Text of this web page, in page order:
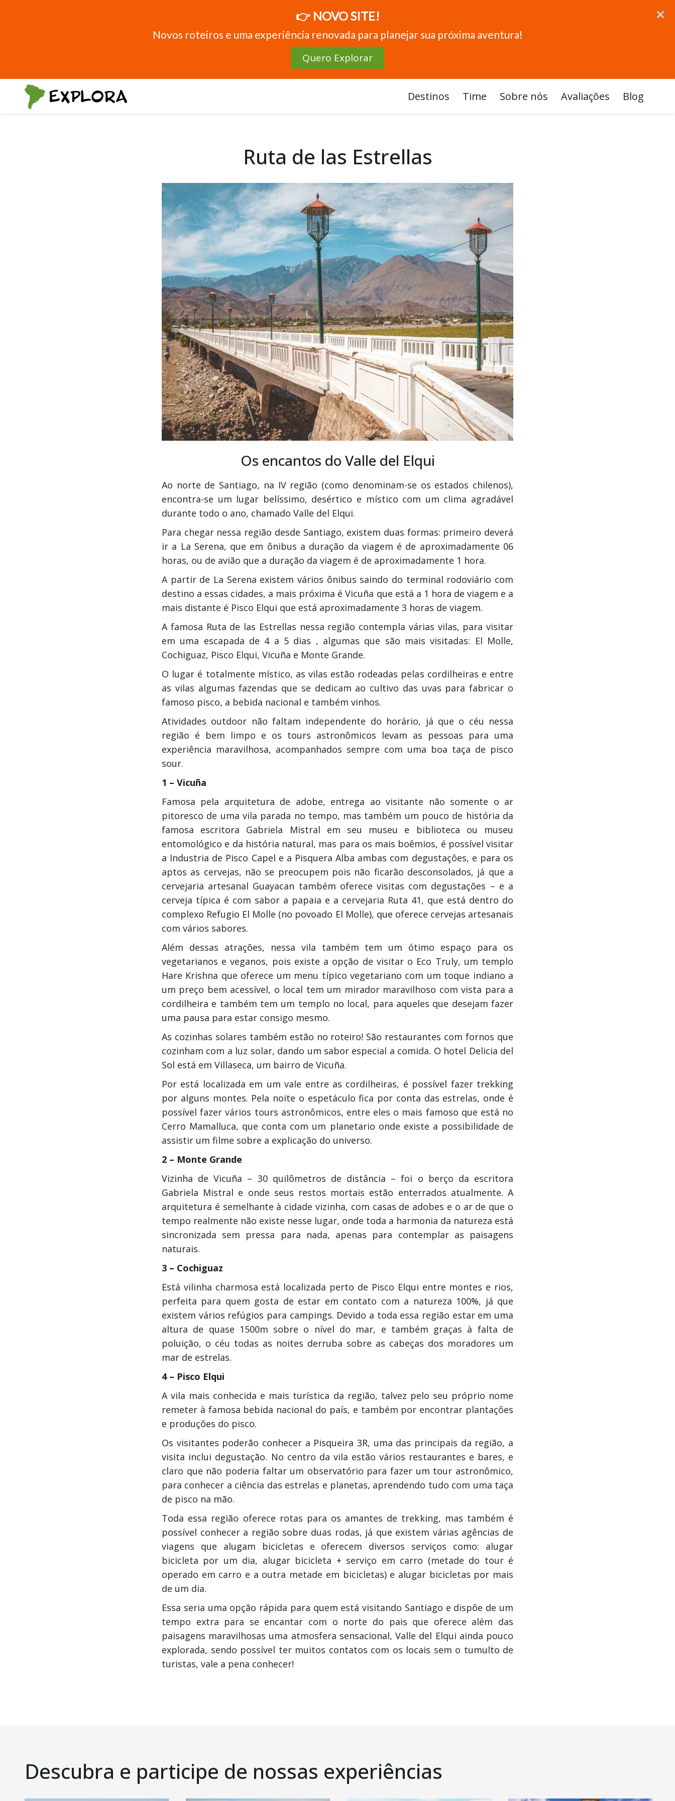
👉 NOVO SITE!
Novos roteiros e uma experiência renovada para planejar sua próxima aventura!
Quero Explorar
Destinos Time Sobre nós Avaliações Blog
Ruta de las Estrellas
Os encantos do Valle del Elqui
Ao norte de Santiago, na IV região (como denominam-se os estados chilenos),
encontra-se um lugar belíssimo, desértico e místico com um clima agradável
durante todo o ano, chamado Valle del Elqui.
Para chegar nessa região desde Santiago, existem duas formas: primeiro deverá
ir a La Serena, que em ônibus a duração da viagem é de aproximadamente 06
horas, ou de avião que a duração da viagem é de aproximadamente 1 hora.
A partir de La Serena existem vários ônibus saindo do terminal rodoviário com
destino a essas cidades, a mais próxima é Vicuña que está a 1 hora de viagem e a
mais distante é Pisco Elqui que está aproximadamente 3 horas de viagem.
A famosa Ruta de las Estrellas nessa região contempla várias vilas, para visitar
em uma escapada de 4 a 5 dias , algumas que são mais visitadas: El Molle,
Cochiguaz, Pisco Elqui, Vicuña e Monte Grande.
O lugar é totalmente místico, as vilas estão rodeadas pelas cordilheiras e entre
as vilas algumas fazendas que se dedicam ao cultivo das uvas para fabricar o
famoso pisco, a bebida nacional e também vinhos.
Atividades outdoor não faltam independente do horário, já que o céu nessa
região é bem limpo e os tours astronômicos levam as pessoas para uma
experiência maravilhosa, acompanhados sempre com uma boa taça de pisco
sour.
1 – Vicuña
Famosa pela arquitetura de adobe, entrega ao visitante não somente o ar
pitoresco de uma vila parada no tempo, mas também um pouco de história da
famosa escritora Gabriela Mistral em seu museu e biblioteca ou museu
entomológico e da história natural, mas para os mais boêmios, é possível visitar
a Industria de Pisco Capel e a Pisquera Alba ambas com degustações, e para os
aptos as cervejas, não se preocupem pois não ficarão desconsolados, já que a
cervejaria artesanal Guayacan também oferece visitas com degustações – e a
cerveja típica é com sabor a papaia e a cervejaria Ruta 41, que está dentro do
complexo Refugio El Molle (no povoado El Molle), que oferece cervejas artesanais
com vários sabores.
Além dessas atrações, nessa vila também tem um ótimo espaço para os
vegetarianos e veganos, pois existe a opção de visitar o Eco Truly, um templo
Hare Krishna que oferece um menu típico vegetariano com um toque indiano a
um preço bem acessível, o local tem um mirador maravilhoso com vista para a
cordilheira e também tem um templo no local, para aqueles que desejam fazer
uma pausa para estar consigo mesmo.
As cozinhas solares também estão no roteiro! São restaurantes com fornos que
cozinham com a luz solar, dando um sabor especial a comida. O hotel Delicia del
Sol está em Villaseca, um bairro de Vicuña.
Por está localizada em um vale entre as cordilheiras, é possível fazer trekking
por alguns montes. Pela noite o espetáculo fica por conta das estrelas, onde é
possível fazer vários tours astronômicos, entre eles o mais famoso que está no
Cerro Mamalluca, que conta com um planetario onde existe a possibilidade de
assistir um filme sobre a explicação do universo.
2 – Monte Grande
Vizinha de Vicuña – 30 quilômetros de distância – foi o berço da escritora
Gabriela Mistral e onde seus restos mortais estão enterrados atualmente. A
arquitetura é semelhante à cidade vizinha, com casas de adobes e o ar de que o
tempo realmente não existe nesse lugar, onde toda a harmonia da natureza está
sincronizada sem pressa para nada, apenas para contemplar as paisagens
naturais.
3 – Cochiguaz
Está vilinha charmosa está localizada perto de Pisco Elqui entre montes e rios,
perfeita para quem gosta de estar em contato com a natureza 100%, já que
existem vários refúgios para campings. Devido a toda essa região estar em uma
altura de quase 1500m sobre o nível do mar, e também graças à falta de
poluição, o céu todas as noites derruba sobre as cabeças dos moradores um
mar de estrelas.
4 – Pisco Elqui
A vila mais conhecida e mais turística da região, talvez pelo seu próprio nome
remeter à famosa bebida nacional do país, e também por encontrar plantações
e produções do pisco.
Os visitantes poderão conhecer a Pisqueira 3R, uma das principais da região, a
visita inclui degustação. No centro da vila estão vários restaurantes e bares, e
claro que não poderia faltar um observatório para fazer um tour astronômico,
para conhecer a ciência das estrelas e planetas, aprendendo tudo com uma taça
de pisco na mão.
Toda essa região oferece rotas para os amantes de trekking, mas também é
possível conhecer a região sobre duas rodas, já que existem várias agências de
viagens que alugam bicicletas e oferecem diversos serviços como: alugar
bicicleta por um dia, alugar bicicleta + serviço em carro (metade do tour é
operado em carro e a outra metade em bicicletas) e alugar bicicletas por mais
de um dia.
Essa seria uma opção rápida para quem está visitando Santiago e dispõe de um
tempo extra para se encantar com o norte do pais que oferece além das
paisagens maravilhosas uma atmosfera sensacional, Valle del Elqui ainda pouco
explorada, sendo possível ter muitos contatos com os locais sem o tumulto de
turistas, vale a pena conhecer!
Descubra e participe de nossas experiências